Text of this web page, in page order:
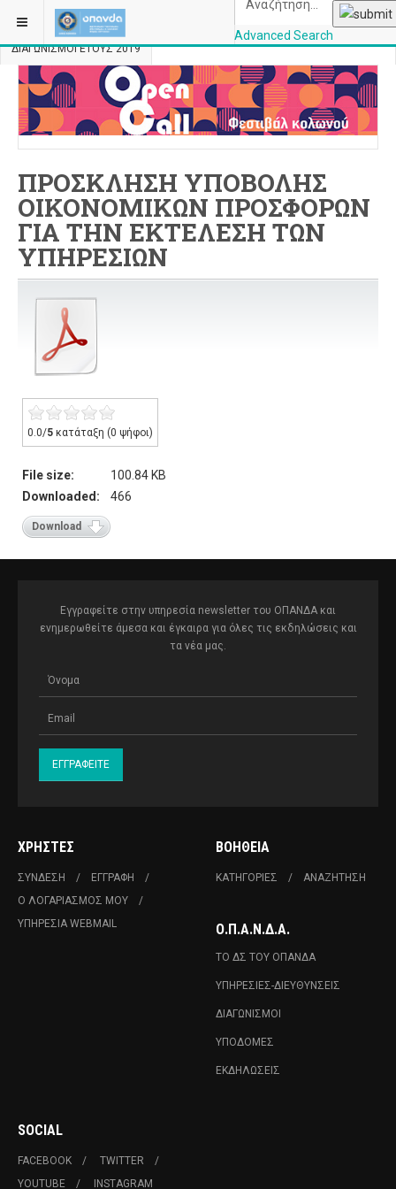
Advanced Search
ΒΡΊΣΚΕΣΤΕ ΕΔΏ: ΑΡΧΙΚΉ
ΔΙΑΓΩΝΙΣΜΟΙ ΕΤΟΥΣ 2019
ΠΡΟΣΚΛΗΣΗ ΥΠΟΒΟΛΗΣ
ΟΙΚΟΝΟΜΙΚΩΝ ΠΡΟΣΦΟΡΩΝ
ΓΙΑ ΤΗΝ ΕΚΤΕΛΕΣΗ ΤΩΝ
ΥΠΗΡΕΣΙΩΝ
0.0/5 κατάταξη (0 ψήφοι)
File size:
100.84 KB
Downloaded:
466
Download
Εγγραφείτε στην υπηρεσία newsletter του ΟΠΑΝΔΑ και
ενημερωθείτε άμεσα και έγκαιρα για όλες τις εκδηλώσεις και
τα νέα μας.
ΧΡΉΣΤΕΣ
ΣΎΝΔΕΣΗ
ΕΓΓΡΑΦΉ
Ο ΛΟΓΑΡΙΑΣΜΌΣ ΜΟΥ
ΥΠΗΡΕΣΊΑ WEBMAIL
ΒΟΉΘΕΙΑ
ΚΑΤΗΓΟΡΊΕΣ ΑΝΑΖΉΤΗΣΗ
Ο.Π.Α.Ν.Δ.Α.
ΤΟ ΔΣ ΤΟΥ ΟΠΑΝΔΑ
ΥΠΗΡΕΣΊΕΣ-ΔΙΕΥΘΎΝΣΕΙΣ
ΔΙΑΓΩΝΙΣΜΟΊ
ΥΠΟΔΟΜΈΣ
ΕΚΔΗΛΏΣΕΙΣ
SOCIAL
FACEBOOK
TWITTER
YOUTUBE
INSTAGRAM